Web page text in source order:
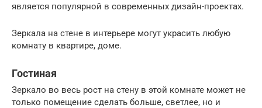
является популярной в современных дизайн-проектах.
Зеркала на стене в интерьере могут украсить любую
комнату в квартире, доме.
Гостиная
Зеркало во весь рост на стену в этой комнате может не
только помещение сделать больше, светлее, но и